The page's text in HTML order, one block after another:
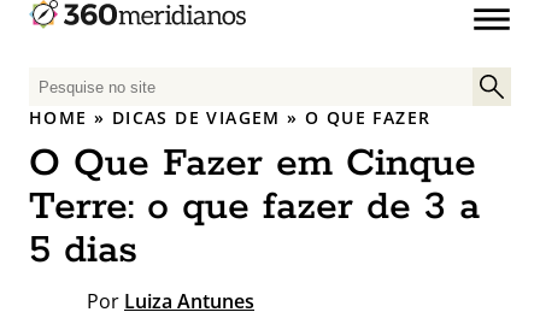
P
e
q
u
s
HOME » DICAS DE VIAGEM »O QUE FAZER
O Que Fazer em Cinque
Terre: o que fazer de 3 a
5 dias
Por Luiza Antunes